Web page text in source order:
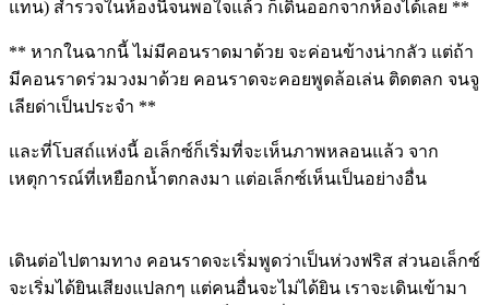
แทน) สำรวจในห้องนี้จนพอใจแล้ว ก็เดินออกจากห้องได้เลย **
** หากในฉากนี้ ไม่มีคอนราดมาด้วย จะค่อนข้างน่ากลัว แต่ถ้า
มีคอนราดร่วมวงมาด้วย คอนราดจะคอยพูดล้อเล่น ติดตลก จนจู
เลียด่าเป็นประจำ **
และที่โบสถ์แห่งนี้ อเล็กซ์ก็เริ่มที่จะเห็นภาพหลอนแล้ว จาก
เหตุการณ์ที่เหยือกน้ำตกลงมา แต่อเล็กซ์เห็นเป็นอย่างอื่น
เดินต่อไปตามทาง คอนราดจะเริ่มพูดว่าเป็นห่วงฟริส ส่วนอเล็กซ์
จะเริ่มได้ยินเสียงแปลกๆ แต่คนอื่นจะไม่ได้ยิน เราจะเดินเข้ามา